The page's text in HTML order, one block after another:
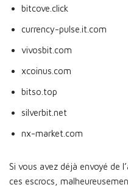
bitcove.click
currency-pulse.it.com
vivosbit.com
xcoinus.com
bitso.top
silverbit.net
nx-market.com
Si vous avez déjà envoyé de
ces escrocs,